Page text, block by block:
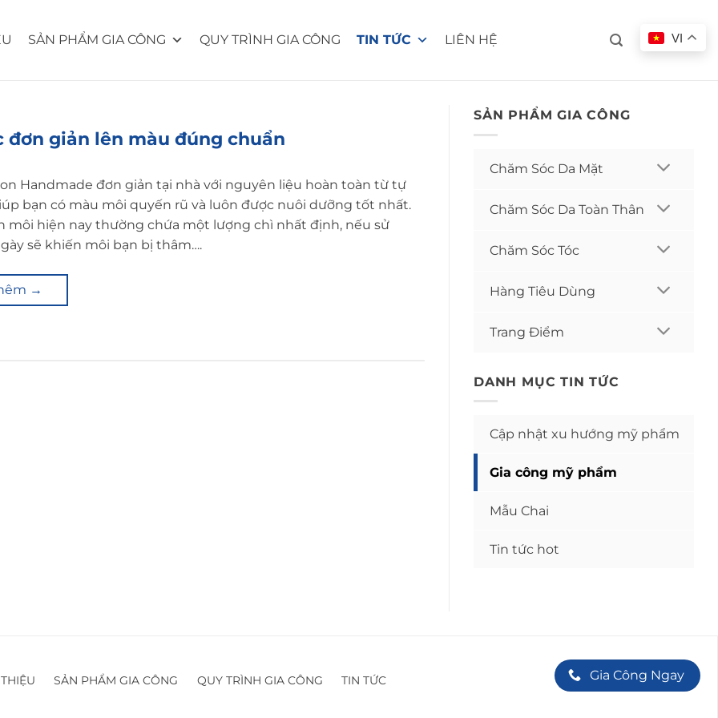
SẢN PHẨM GIA CÔNG QUY TRÌNH GIA CÔNG TIN TỨC LIÊN HỆ VI
đơn giản lên màu đúng chuẩn
Handmade đơn giản tại nhà với nguyên liệu hoàn toàn từ tự
bạn có màu môi quyến rũ và luôn được nuôi dưỡng tốt nhất.
môi hiện nay thường chứa một lượng chì nhất định, nếu sử
sẽ khiến môi bạn bị thâm….
→
SẢN PHẨM GIA CÔNG
Chăm Sóc Da Mặt
Chăm Sóc Da Toàn Thân
Chăm Sóc Tóc
Hàng Tiêu Dùng
Trang Điểm
DANH MỤC TIN TỨC
Cập nhật xu hướng mỹ phẩm
Gia công mỹ phẩm
Mẫu Chai
Tin tức hot
SẢN PHẨM GIA CÔNG QUY TRÌNH GIA CÔNG TIN TỨC Gia Công Ngay